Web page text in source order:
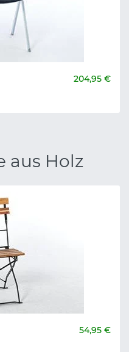
204,95 €
aus Holz
54,95 €